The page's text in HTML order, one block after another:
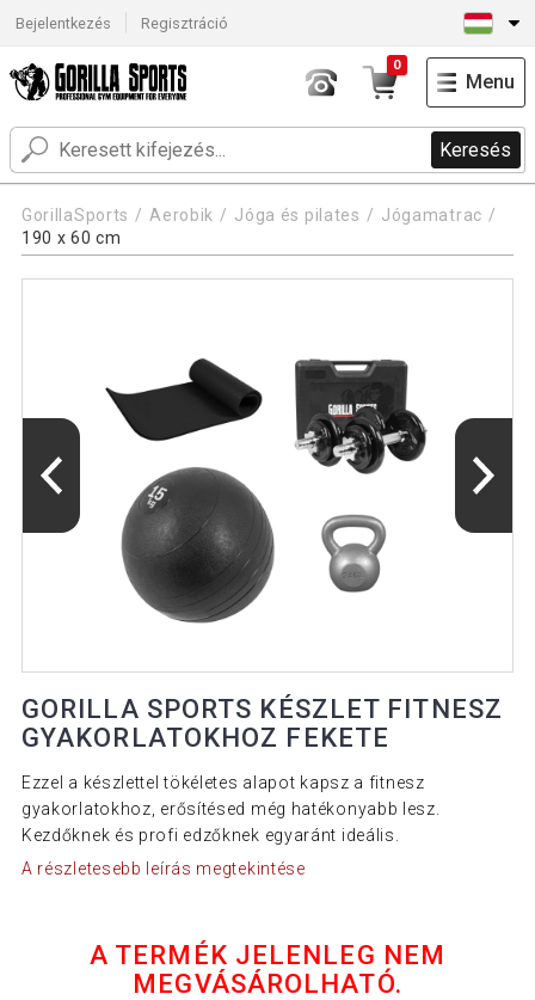
Bejelentkezés Regisztráció
Keresés
0
Menu
GorillaSports Aerobik Jóga és pilates
Jógamatrac
190 x 60 cm
GORILLA SPORTS KÉSZLET FITNESZ
GYAKORLATOKHOZ FEKETE
Ezzel a készlettel tökéletes alapot kapsz a fitnesz
gyakorlatokhoz, erősítésed még hatékonyabb lesz.
Kezdőknek és profi edzőknek egyaránt ideális.
A részletesebb leírás megtekintése
A TERMÉK JELENLEG NEM
MEGVÁSÁROLHATÓ.